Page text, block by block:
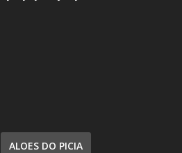
ALOES DO PICIA